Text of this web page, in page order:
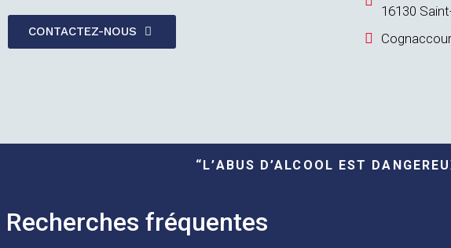
CONTACTEZ-NOUS
16130
“L’ABUS D’ALCOOL EST
Recherches fréquentes